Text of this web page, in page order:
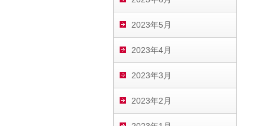
2023年5月
2023年4月
2023年3月
2023年2月